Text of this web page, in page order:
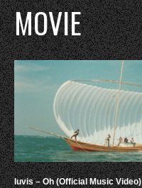
MOVIE
luvis – Oh (Official Music Video)